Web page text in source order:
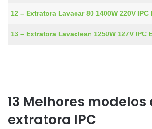
12 – Extratora Lavacar 80 1400W 220V IPC
13 – Extratora Lavaclean 1250W 127V IPC
13 Melhores modelos
extratora IPC